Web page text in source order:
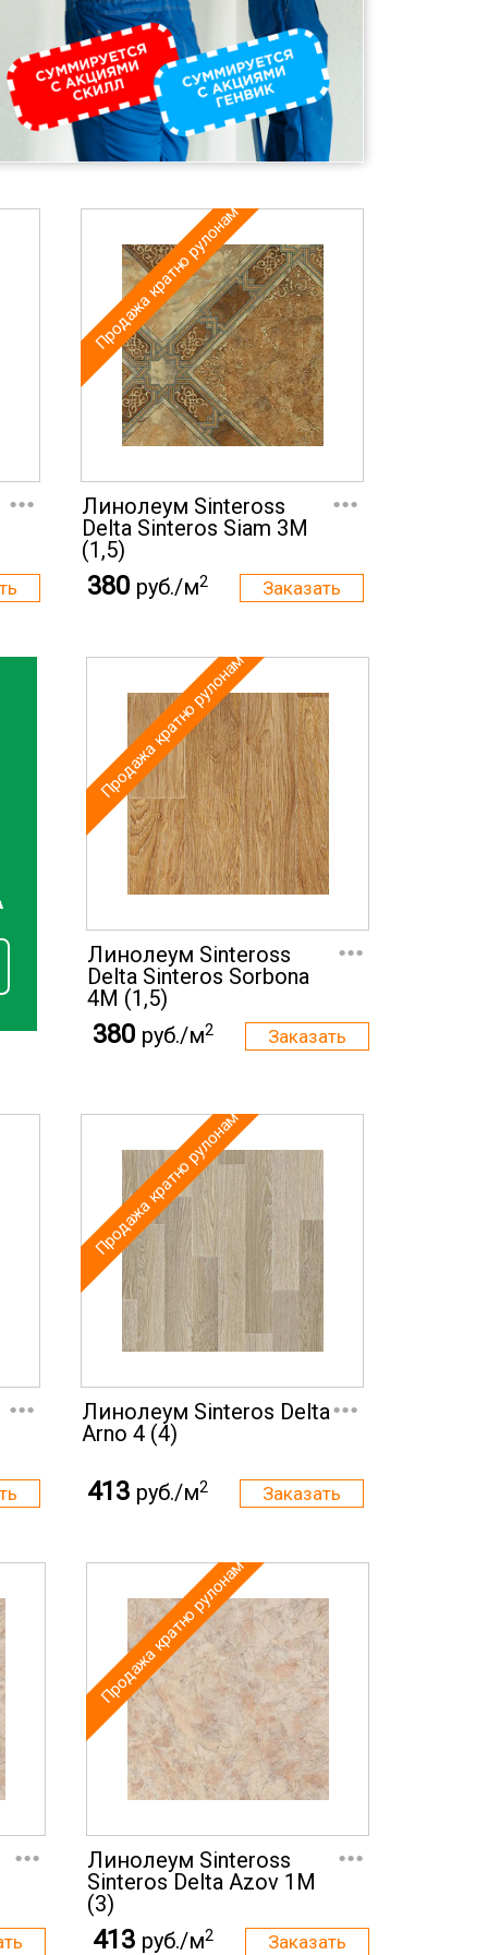
...
Продажа кратно рулонам
Линолеум Sinteross
Delta Sinteros Siam 3M
(1,5)
...
380 руб./м2
Продажа кратно рулонам
Линолеум Sinteross
Delta Sinteros Sorbona
4M (1,5)
...
380 руб./м2
...
Продажа кратно рулонам
Линолеум Sinteros Delta
Arno 4 (4)
...
413 руб./м2
...
Продажа кратно рулонам
Линолеум Sinteross
Sinteros Delta Azov 1M
(3)
...
413 руб./м2